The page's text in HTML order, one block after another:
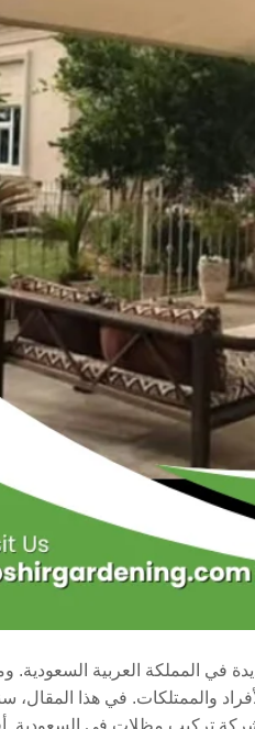
في المملكة العربية السعودية.
والممتلكات. في هذا
شركة تركيب مظلات في